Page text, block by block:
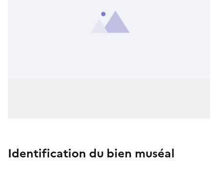
Identification du bien muséal